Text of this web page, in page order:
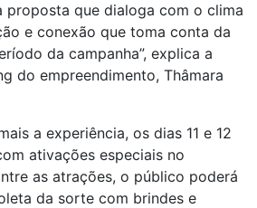
proposta que dialoga com o clima
e conexão que toma conta da
da campanha”, explica a
do empreendimento, Thâmara
a experiência, os dias 11 e 12
ativações especiais no
as atrações, o público poderá
da sorte com brindes e